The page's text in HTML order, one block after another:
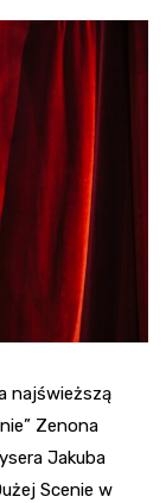
najświeższą
Zenona
Jakuba
Scenie w